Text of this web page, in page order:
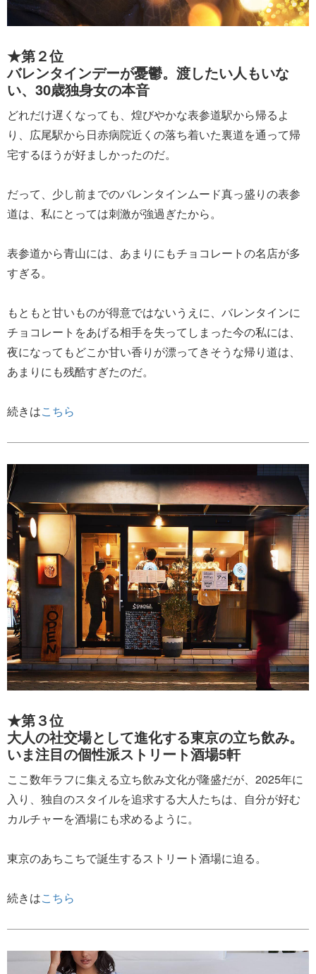
★第２位
バレンタインデーが憂鬱。渡したい人もいな
い、30歳独身女の本音
どれだけ遅くなっても、煌びやかな表参道駅から帰るよ
り、広尾駅から日赤病院近くの落ち着いた裏道を通って帰
宅するほうが好ましかったのだ。
だって、少し前までのバレンタインムード真っ盛りの表参
道は、私にとっては刺激が強過ぎたから。
表参道から青山には、あまりにもチョコレートの名店が多
すぎる。
もともと甘いものが得意ではないうえに、バレンタインに
チョコレートをあげる相手を失ってしまった今の私には、
夜になってもどこか甘い香りが漂ってきそうな帰り道は、
あまりにも残酷すぎたのだ。
続きはこちら
★第３位
大人の社交場として進化する東京の立ち飲み。
いま注目の個性派ストリート酒場5軒
ここ数年ラフに集える立ち飲み文化が隆盛だが、2025年に
入り、独自のスタイルを追求する大人たちは、自分が好む
カルチャーを酒場にも求めるように。
東京のあちこちで誕生するストリート酒場に迫る。
続きはこちら